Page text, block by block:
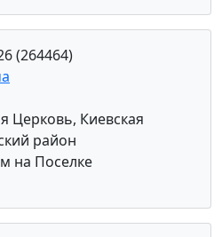
(264464)
Церковь, Киевская
район
на Поселке